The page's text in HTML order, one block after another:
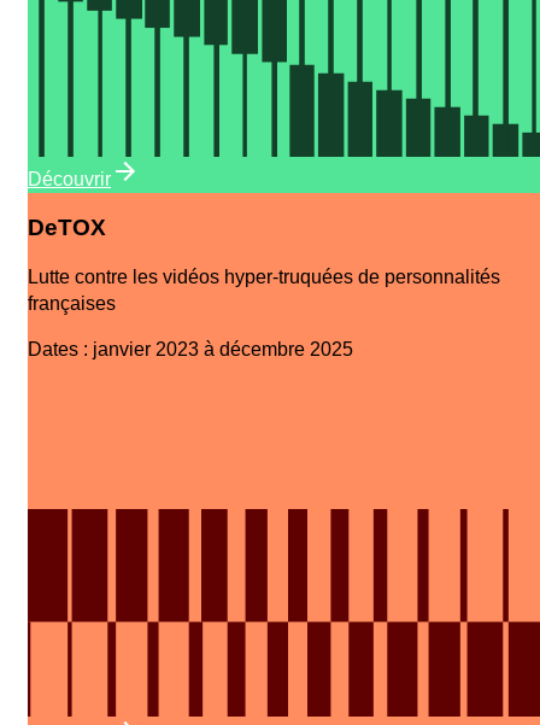
Découvrir
DeTOX
Lutte contre les vidéos hyper-truquées de personnalités
françaises
Dates : janvier 2023 à décembre 2025